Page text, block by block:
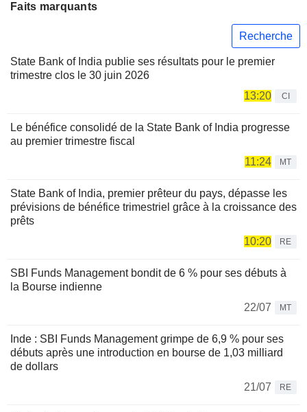
Faits marquants
Recherche
State Bank of India publie ses résultats pour le premier
trimestre clos le 30 juin 2026
13:20
CI
Le bénéfice consolidé de la State Bank of India progresse
au premier trimestre fiscal
11:24
MT
State Bank of India, premier prêteur du pays, dépasse les
prévisions de bénéfice trimestriel grâce à la croissance des
prêts
10:20
RE
SBI Funds Management bondit de 6 % pour ses débuts à
la Bourse indienne
22/07
MT
Inde : SBI Funds Management grimpe de 6,9 % pour ses
débuts après une introduction en bourse de 1,03 milliard
de dollars
21/07
RE